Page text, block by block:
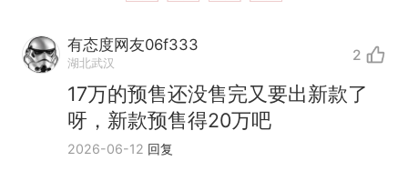
有态度网友06f333
湖北武汉 2
17万的预售还没售完又要出新款了
呀，新款预售得20万吧
2026-06-12 回复